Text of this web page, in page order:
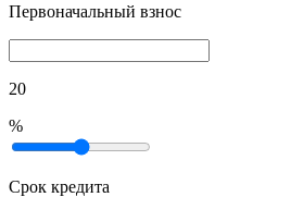
Первоначальный взнос
20
%
Срок кредита